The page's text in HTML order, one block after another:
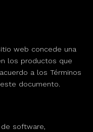
web concede una
los productos que
a los Términos
documento.
software,